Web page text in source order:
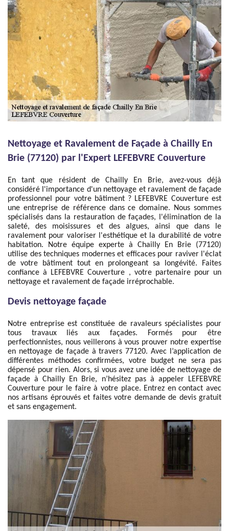
Nettoyage et Ravalement de Façade à Chailly En
Brie (77120) par l'Expert LEFEBVRE Couverture
En tant que résident de Chailly En Brie, avez-vous déjà
considéré l'importance d'un nettoyage et ravalement de façade
professionnel pour votre bâtiment ? LEFEBVRE Couverture est
une entreprise de référence dans ce domaine. Nous sommes
spécialisés dans la restauration de façades, l'élimination de la
saleté, des moisissures et des algues, ainsi que dans le
ravalement pour valoriser l'esthétique et la durabilité de votre
habitation. Notre équipe experte à Chailly En Brie (77120)
utilise des techniques modernes et efficaces pour raviver l'éclat
de votre bâtiment tout en prolongeant sa longévité. Faites
confiance à LEFEBVRE Couverture , votre partenaire pour un
nettoyage et ravalement de façade irréprochable.
Devis nettoyage façade
Notre entreprise est constituée de ravaleurs spécialistes pour
tous travaux liés aux façades. Formés pour être
perfectionnistes, nous veillerons à vous prouver notre expertise
en nettoyage de façade à travers 77120. Avec l’application de
différentes méthodes confirmées, votre budget ne sera pas
dépensé pour rien. Alors, si vous avez une idée de nettoyage de
façade à Chailly En Brie, n’hésitez pas à appeler LEFEBVRE
Couverture pour le faire à votre place. Entrez en contact avec
nos artisans éprouvés et faites votre demande de devis gratuit
et sans engagement.